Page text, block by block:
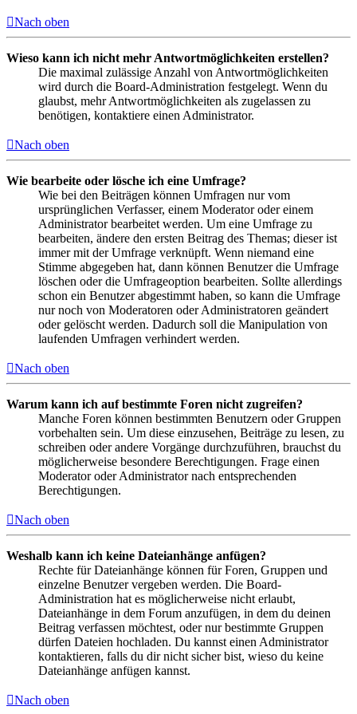
Nach oben
Wieso kann ich nicht mehr Antwortmöglichkeiten erstellen?
Die maximal zulässige Anzahl von Antwortmöglichkeiten
wird durch die Board-Administration festgelegt. Wenn du
glaubst, mehr Antwortmöglichkeiten als zugelassen zu
benötigen, kontaktiere einen Administrator.
Nach oben
Wie bearbeite oder lösche ich eine Umfrage?
Wie bei den Beiträgen können Umfragen nur vom
ursprünglichen Verfasser, einem Moderator oder einem
Administrator bearbeitet werden. Um eine Umfrage zu
bearbeiten, ändere den ersten Beitrag des Themas; dieser ist
immer mit der Umfrage verknüpft. Wenn niemand eine
Stimme abgegeben hat, dann können Benutzer die Umfrage
löschen oder die Umfrageoption bearbeiten. Sollte allerdings
schon ein Benutzer abgestimmt haben, so kann die Umfrage
nur noch von Moderatoren oder Administratoren geändert
oder gelöscht werden. Dadurch soll die Manipulation von
laufenden Umfragen verhindert werden.
Nach oben
Warum kann ich auf bestimmte Foren nicht zugreifen?
Manche Foren können bestimmten Benutzern oder Gruppen
vorbehalten sein. Um diese einzusehen, Beiträge zu lesen, zu
schreiben oder andere Vorgänge durchzuführen, brauchst du
möglicherweise besondere Berechtigungen. Frage einen
Moderator oder Administrator nach entsprechenden
Berechtigungen.
Nach oben
Weshalb kann ich keine Dateianhänge anfügen?
Rechte für Dateianhänge können für Foren, Gruppen und
einzelne Benutzer vergeben werden. Die Board-
Administration hat es möglicherweise nicht erlaubt,
Dateianhänge in dem Forum anzufügen, in dem du deinen
Beitrag verfassen möchtest, oder nur bestimmte Gruppen
dürfen Dateien hochladen. Du kannst einen Administrator
kontaktieren, falls du dir nicht sicher bist, wieso du keine
Dateianhänge anfügen kannst.
Nach oben